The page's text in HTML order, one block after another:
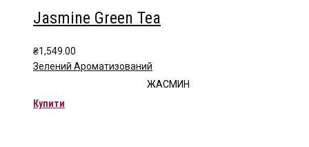
Jasmine Green Tea
₴1,549.00
Зелений Ароматизований
ЖАСМИН
Купити